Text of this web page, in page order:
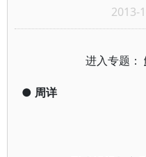
2013-
进入专题：
● 周详